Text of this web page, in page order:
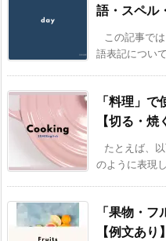
語・スペル
この記事で
語表記につい
「料理」
【切る・焼
たとえば、
のように表現
「果物・
【例文あり】